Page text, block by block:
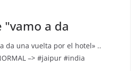
"vamo a da
da una vuelta por el hotel» ..
–> #jaipur #india